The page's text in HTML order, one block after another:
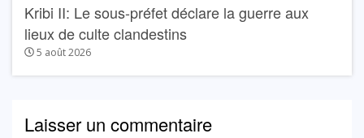
Kribi II: Le sous-préfet déclare la guerre aux
lieux de culte clandestins
5 août 2026
Laisser un commentaire